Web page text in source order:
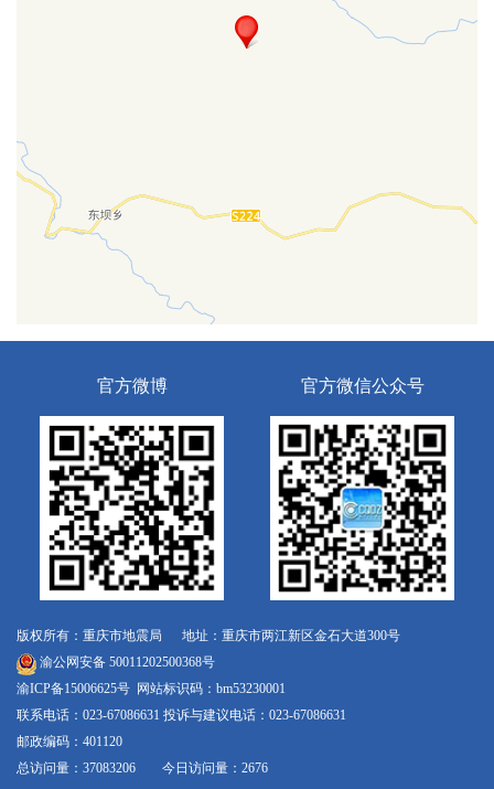
官方微博 官方微信公众号
版权所有：重庆市地震局 地址：重庆市两江新区金石大道300号
渝公网安备 50011202500368号
渝ICP备15006625号 网站标识码：bm53230001
联系电话：023-67086631 投诉与建议电话：023-67086631
邮政编码：401120
总访问量：37083206 今日访问量：2676